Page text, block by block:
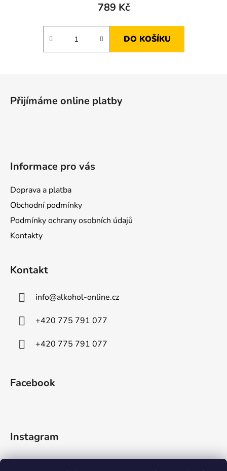
789 Kč
DO KOŠÍKU
Přijímáme online platby
Informace pro vás
Doprava a platba
Obchodní podmínky
Podmínky ochrany osobních údajů
Kontakty
Kontakt
info@alkohol-online.cz
+420 775 791 077
+420 775 791 077
Facebook
Instagram